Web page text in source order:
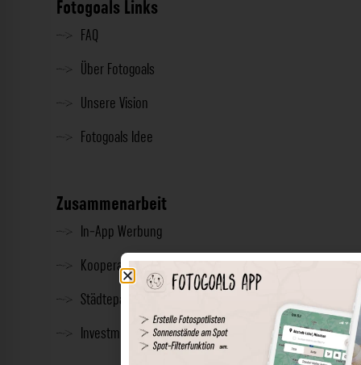
Fotogoals Links
FAQ
Über Fotogoals
Unsere Vision
Fotogoals Idee
Zusammenarbeit
In-App Werbung
Kooperationen
Städtepartnerschaft
Investment & Presse